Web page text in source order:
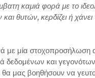
καμιά φορά με το
θυτών, κερδίζει ή χάνει
με μία στοχοπροσήλωση
δεδομένων και
μας βοηθήσουν να